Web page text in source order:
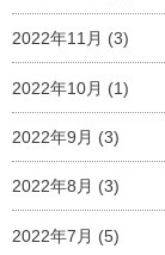
2022年11月 (3)
2022年10月 (1)
2022年9月 (3)
2022年8月 (3)
2022年7月 (5)